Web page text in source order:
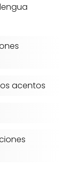
acentos